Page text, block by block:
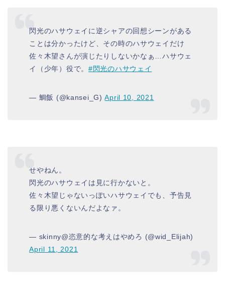
閃光のハサウェイに逆シャアの回想シーンがある
ことは分かったけど、その時のハサウェイだけ
佐々木望さんが演じたりしないかなぁ…ハサウェ
イ（少年）役で。 #閃光のハサウェイ
— 鯛飯 (@kansei_G)April 10, 2021
せやねん。
閃光のハサウェイは見に行かないと。
佐々木望じゃないっぽいハサウェイでも、予告見
る限り悪くないんだよなァ。
— skinny@恣意的な考えはやめろ (@wid_Elijah)
April 11, 2021